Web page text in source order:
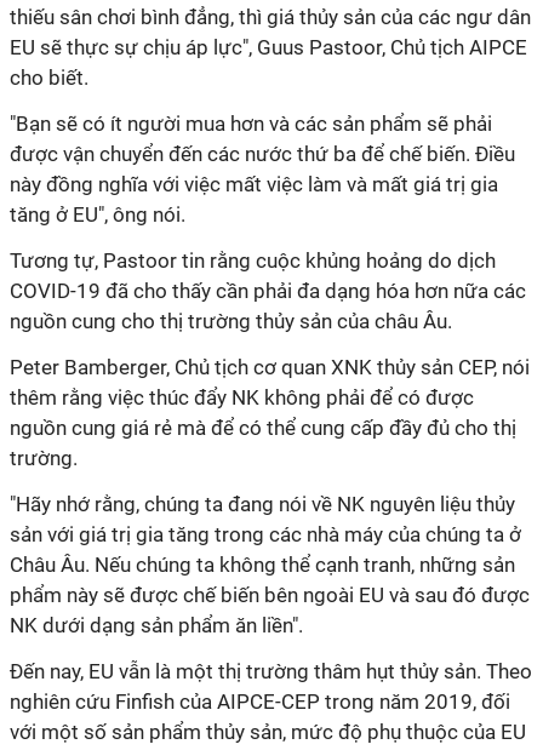
thiếu sân chơi bình đẳng, thì giá thủy sản của các ngư dân
EU sẽ thực sự chịu áp lực", Guus Pastoor, Chủ tịch AIPCE
cho biết.
"Bạn sẽ có ít người mua hơn và các sản phẩm sẽ phải
được vận chuyển đến các nước thứ ba để chế biến. Điều
này đồng nghĩa với việc mất việc làm và mất giá trị gia
tăng ở EU", ông nói.
Tương tự, Pastoor tin rằng cuộc khủng hoảng do dịch
COVID-19 đã cho thấy cần phải đa dạng hóa hơn nữa các
nguồn cung cho thị trường thủy sản của châu Âu.
Peter Bamberger, Chủ tịch cơ quan XNK thủy sản CEP, nói
thêm rằng việc thúc đẩy NK không phải để có được
nguồn cung giá rẻ mà để có thể cung cấp đầy đủ cho thị
trường.
"Hãy nhớ rằng, chúng ta đang nói về NK nguyên liệu thủy
sản với giá trị gia tăng trong các nhà máy của chúng ta ở
Châu Âu. Nếu chúng ta không thể cạnh tranh, những sản
phẩm này sẽ được chế biến bên ngoài EU và sau đó được
NK dưới dạng sản phẩm ăn liền".
Đến nay, EU vẫn là một thị trường thâm hụt thủy sản. Theo
nghiên cứu Finfish của AIPCE-CEP trong năm 2019, đối
với một số sản phẩm thủy sản, mức độ phụ thuộc của EU